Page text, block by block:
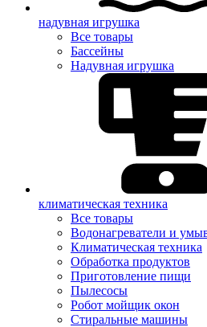
надувная игрушка
Все товары
Бассейны
Надувная игрушка
климатическая техника
Все товары
Водонагреватели и
Климатическая техника
Обработка продуктов
Приготовление пищи
Пылесосы
Робот мойщик окон
Стиральные машины